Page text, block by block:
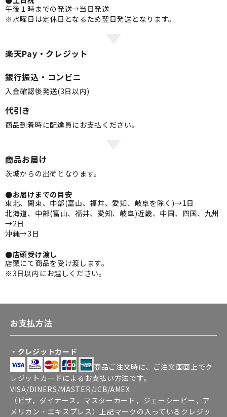
午後１時までの発送→当日発送
※水曜日は定休日となるため翌日発送となります。
楽天Pay・クレジット
銀行振込・コンビニ
入金確認後発送(3日以内)
代引き
商品到着時に配達員にお支払ください。
商品お届け
茨城からの出荷となります。
●お届けまでの目安
東北、関東、中部(富山、福井、愛知、岐阜を除く)→1日
北海道、中部(富山、福井、愛知、岐阜)近畿、中国、四国、九州
→2日
沖縄→3日
●店頭受け渡し
店頭にて商品を受け渡します。
※3日以内にお越しください。
お支払方法
・クレジットカード
商品ご注文時に、ご注文画面上でク
レジットカードによるお支払い方法です。
VISA/DINERS/MASTER/JCB/AMEX
（ビザ，ダイナース，マスターカード，ジェーシービー，ア
メリカン・エキスプレス）上記マークの入っているクレジッ